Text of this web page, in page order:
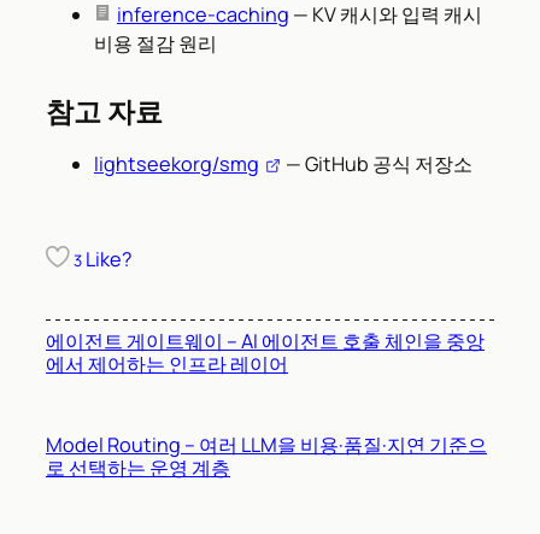
inference-caching — KV 캐시와 입력 캐시
비용 절감 원리
참고 자료
lightseekorg/smg — GitHub 공식 저장소
3 Like?
에이전트 게이트웨이 – AI 에이전트 호출 체인을 중앙
에서 제어하는 인프라 레이어
Model Routing – 여러 LLM을 비용·품질·지연 기준으
로 선택하는 운영 계층